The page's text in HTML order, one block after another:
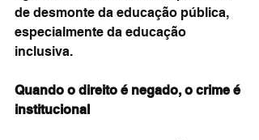
de desmonte da educação pública,
especialmente da educação
inclusiva.
Quando o direito é negado, o crime é
institucional